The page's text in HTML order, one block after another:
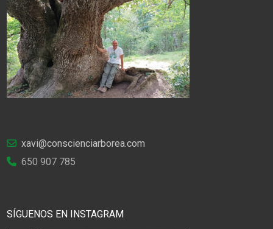
xavi@conscienciarborea.com
650 907 785
SÍGUENOS EN INSTAGRAM